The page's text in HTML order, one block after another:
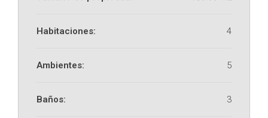
Habitaciones: 4
Ambientes: 5
Baños: 3